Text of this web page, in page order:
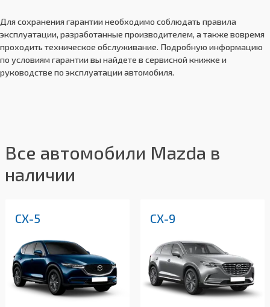
Для сохранения гарантии необходимо соблюдать правила
эксплуатации, разработанные производителем, а также вовремя
проходить техническое обслуживание. Подробную информацию
по условиям гарантии вы найдете в сервисной книжке и
руководстве по эксплуатации автомобиля.
Все автомобили Mazda в
наличии
CX-5 CX-9